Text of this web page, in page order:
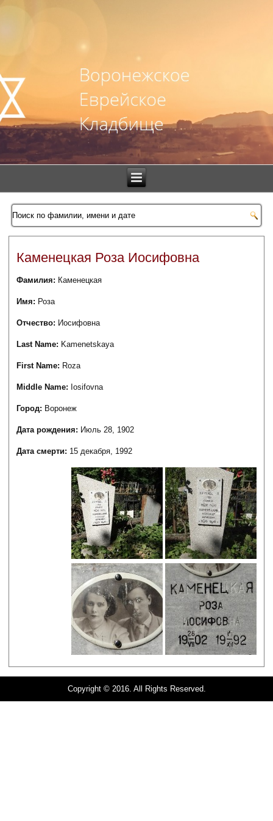
Каменецкая Роза Иосифовна
Фамилия: Каменецкая
Имя: Роза
Отчество: Иосифовна
Last Name: Kamenetskaya
First Name: Roza
Middle Name: Iosifovna
Город: Воронеж
Дата рождения: Июль 28, 1902
Дата смерти: 15 декабря, 1992
Copyright © 2016. All Rights Reserved.